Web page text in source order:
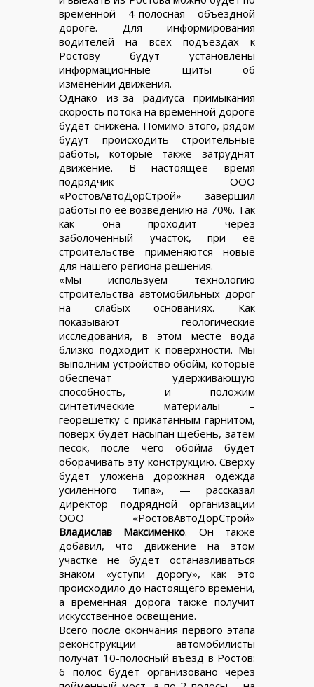
временной 4-полосная объездной
дороге. Для информирования
водителей на всех подъездах к
Ростову будут установлены
информационные щиты об
изменении движения.
Однако из-за радиуса примыкания
скорость потока на временной дороге
будет снижена. Помимо этого, рядом
будут происходить строительные
работы, которые также затруднят
движение. В настоящее время
подрядчик ООО
«РостовАвтоДорСтрой» завершил
работы по ее возведению на 70%. Так
как она проходит через
заболоченный участок, при ее
строительстве применяются новые
для нашего региона решения.
«Мы используем технологию
строительства автомобильных дорог
на слабых основаниях. Как
показывают геологические
исследования, в этом месте вода
близко подходит к поверхности. Мы
выполним устройство обойм, которые
обеспечат удерживающую
способность, и положим
синтетические материалы –
георешетку с прикатанным гарнитом,
поверх будет насыпан щебень, затем
песок, после чего обойма будет
оборачивать эту конструкцию. Сверху
будет уложена дорожная одежда
усиленного типа», — рассказал
директор подрядной организации
ООО «РостовАвтоДорСтрой»
Владислав Максименко. Он также
добавил, что движение на этом
участке не будет останавливаться
знаком «уступи дорогу», как это
происходило до настоящего времени,
а временная дорога также получит
искусственное освещение.
Всего после окончания первого этапа
реконструкции автомобилисты
получат 10-полосный въезд в Ростов:
6 полос будет организовано через